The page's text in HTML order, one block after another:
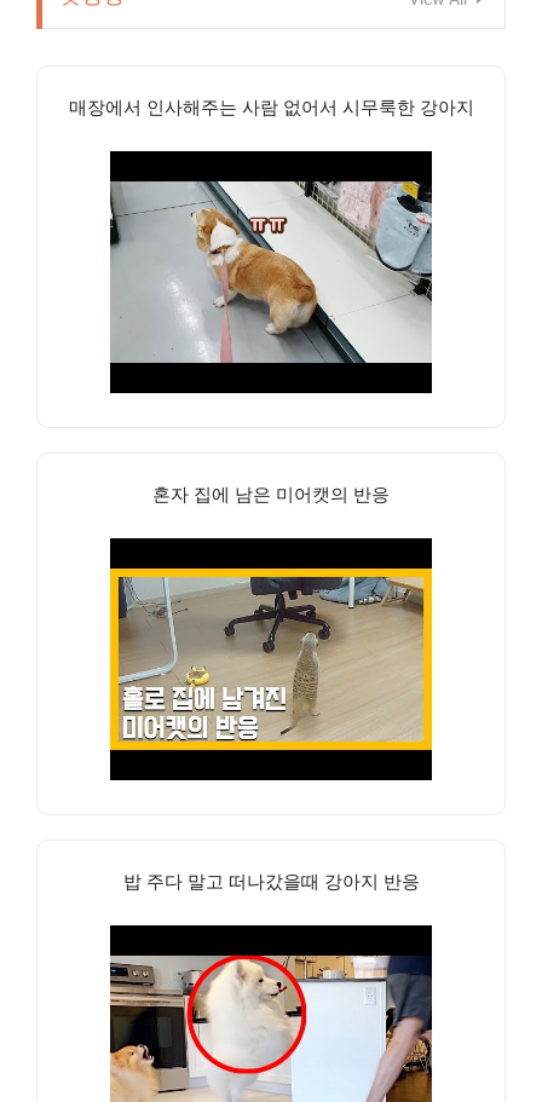
매장에서 인사해주는 사람 없어서 시무룩한 강아지
혼자 집에 남은 미어캣의 반응
밥 주다 말고 떠나갔을때 강아지 반응